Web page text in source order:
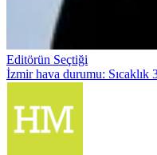
Editörün Seçtiği
İzmir hava durumu: Sıcaklık